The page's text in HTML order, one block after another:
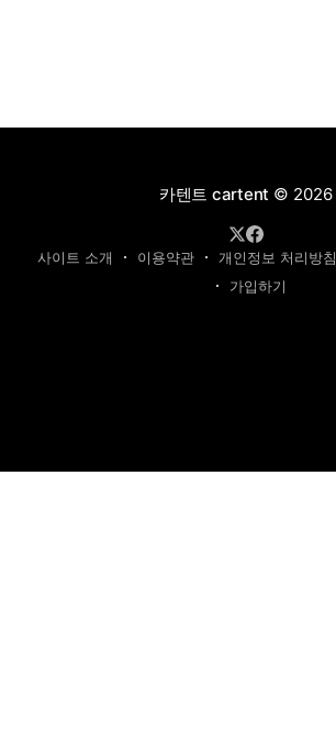
카텐트 cartent © 2026
사이트 소개 이용약관 개인정보 처리방침
가입하기